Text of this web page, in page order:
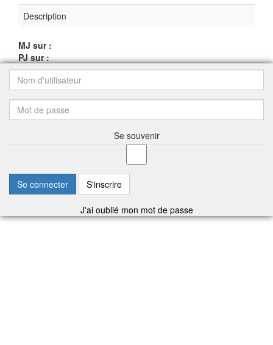
Description
MJ sur :
PJ sur :
Se souvenir
Se connecter S'inscrire
J'ai oublié mon mot de passe